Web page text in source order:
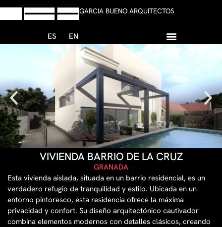
GARCIA BUENO ARQUITECTOS
ES EN
VIVIENDA BARRIO DE LA CRUZ
GRANADA
Esta vivienda aislada, situada en un barrio residencial, es un
verdadero refugio de tranquilidad y estilo. Ubicada en un
entorno pintoresco, esta residencia ofrece la máxima
privacidad y confort. Su diseño arquitectónico cautivador
combina elementos modernos con detalles clásicos, creando